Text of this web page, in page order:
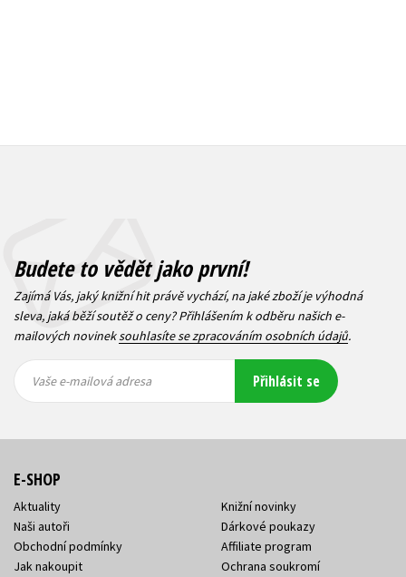
Budete to vědět jako první!
Zajímá Vás, jaký knižní hit právě vychází, na jaké zboží je výhodná
sleva, jaká běží soutěž o ceny? Přihlášením k odběru našich e-
mailových novineksouhlasíte se zpracováním osobních údajů.
mailová
mailová
Vaše e-mailová adresa Přihlásit se
E-SHOP
Aktuality
Naši autoři
Obchodní podmínky
Jak nakoupit
Knižní novinky
Dárkové poukazy
Affiliate program
Ochrana soukromí